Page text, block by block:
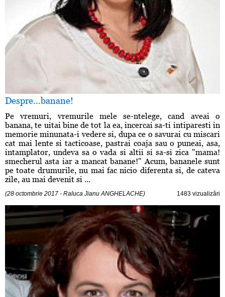
Despre...banane!
Pe vremuri, vremurile mele se-ntelege, cand aveai o
banana, te uitai bine de tot la ea, incercai sa-ti intiparesti in
memorie minunata-i vedere si, dupa ce o savurai cu miscari
cat mai lente si tacticoase, pastrai coaja sau o puneai, asa,
intamplator, undeva sa o vada si altii si sa-si zica "mama!
smecherul asta iar a mancat banane!" Acum, bananele sunt
pe toate drumurile, nu mai fac nicio diferenta si, de cateva
zile, au mai devenit si ...
(28 octombrie 2017 - Raluca Jianu ANGHELACHE) 1483 vizualizări